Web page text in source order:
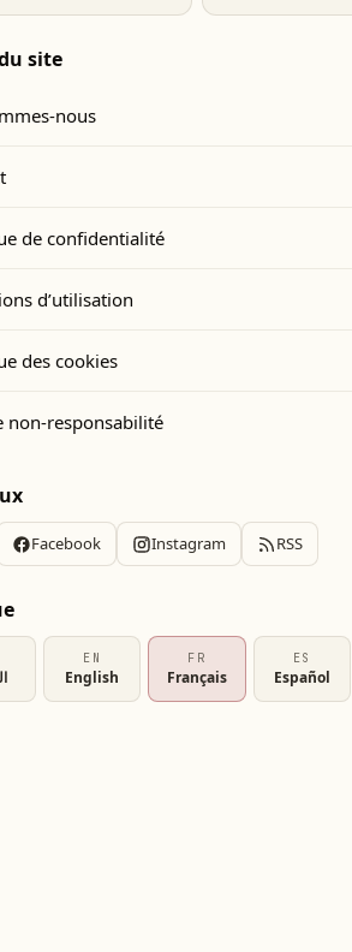
officiel que le Real
site
nous
de confidentialité
d’utilisation
des cookies
non-responsabilité
Facebook Instagram RSS
EN
English
FR
Français
ES
Español